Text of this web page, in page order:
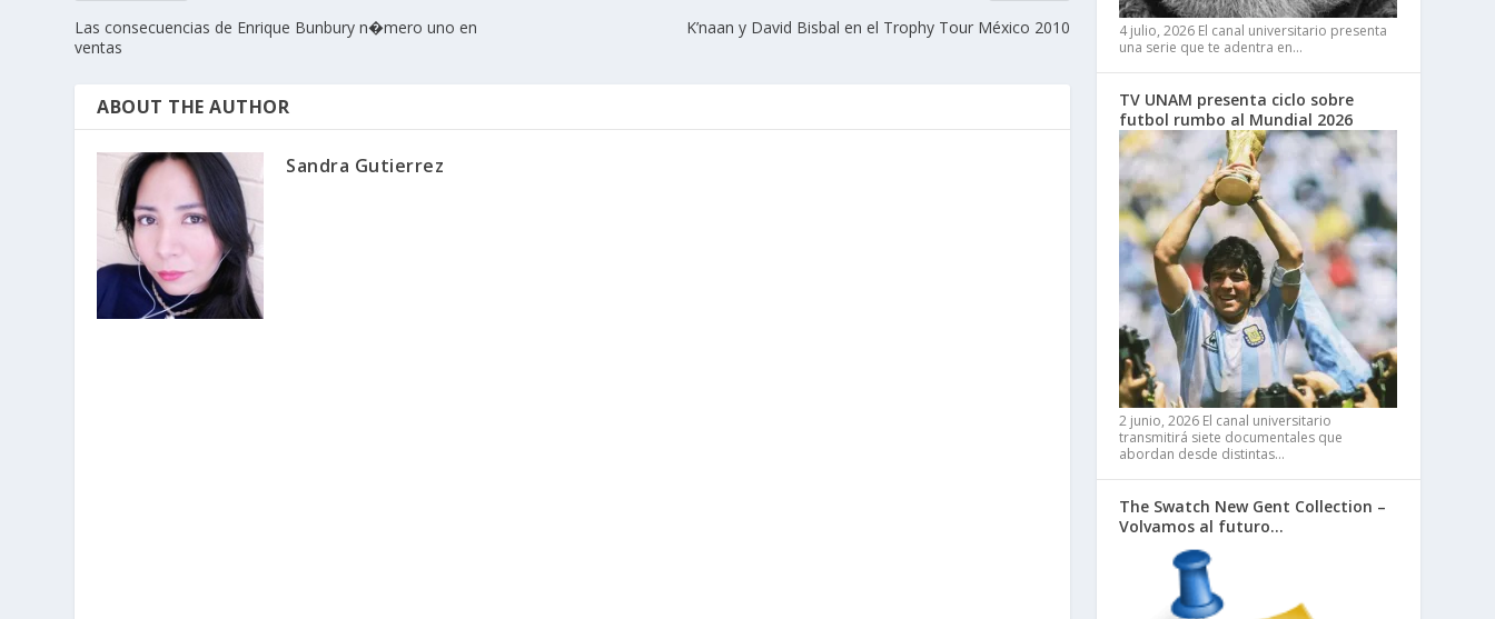
Las consecuencias de Enrique Bunbury n�mero uno en
ventas
K’naan y David Bisbal en el Trophy Tour México 2010
ABOUT THE AUTHOR
Sandra Gutierrez
4 julio, 2026 El canal universitario presenta
una serie que te adentra en…
TV UNAM presenta ciclo sobre
futbol rumbo al Mundial 2026
2 junio, 2026 El canal universitario
transmitirá siete documentales que
abordan desde distintas…
The Swatch New Gent Collection –
Volvamos al futuro…